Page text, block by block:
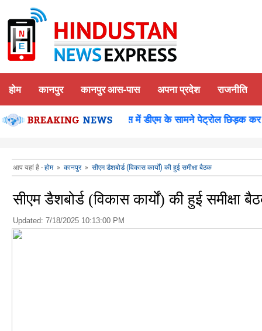
होम कानपुर कानपुर आस-पास अपना प्रदेश राजनीति
पूजन कानपुर-समाधान दिवस में डीएम के सामने पेट्रोल छिड़क कर
आप यहां है - होम» कानपुर» सीएम डैशबोर्ड (विकास कार्यों) की हुई समीक्षा बैठक
सीएम डैशबोर्ड (विकास कार्यों) की हुई समीक्षा
Updated: 7/18/2025 10:13:00 PM